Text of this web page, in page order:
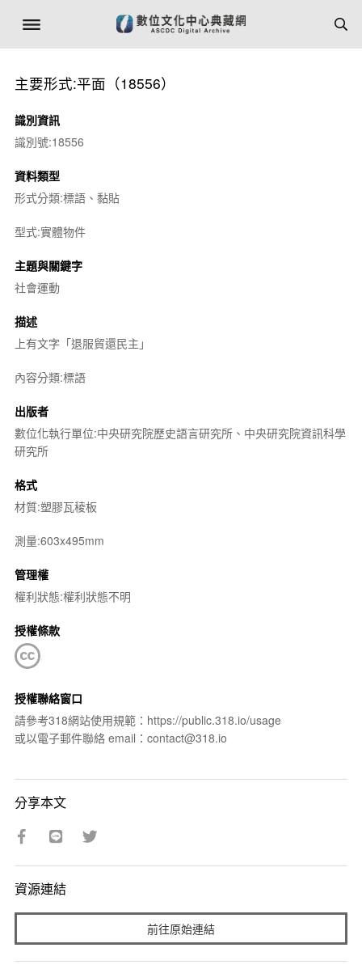
主要形式:平面（18556）
識別資訊
識別號:18556
資料類型
形式分類:標語、黏貼
型式:實體物件
主題與關鍵字
社會運動
描述
上有文字「退服貿還民主」
內容分類:標語
出版者
數位化執行單位:中央研究院歷史語言研究所、中央研究院資訊科學
研究所
格式
材質:塑膠瓦稜板
測量:603x495mm
管理權
權利狀態:權利狀態不明
授權條款
授權聯絡窗口
請參考318網站使用規範：https://public.318.io/usage
或以電子郵件聯絡 email：contact@318.io
分享本文
資源連結
前往原始連結